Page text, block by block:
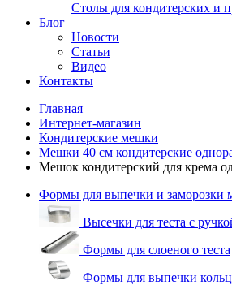
Cтолы для кондитерских и
Блог
Новости
Статьи
Видео
Контакты
Главная
Интернет-магазин
Кондитерские мешки
Мешки 40 см кондитерские
Мешок кондитерский для крема
Формы для выпечки и заморозки
Высечки для теста с
Формы для слоеного теста
Формы для выпечки